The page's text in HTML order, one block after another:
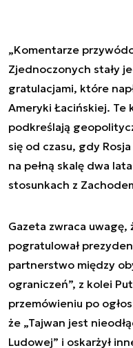
„Komentarze
Zjednoczonych stały
gratulacjami, które
Ameryki Łacińskiej. Te
podkreślają
się od czasu, gdy
na pełną skalę dwa
stosunkach z
Gazeta zwraca
pogratulował
partnerstwo między
ograniczeń”, z kolei
przemówieniu po
że „Tajwan jest
Ludowej” i oskarżył